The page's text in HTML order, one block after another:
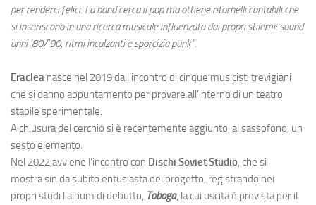
per renderci felici. La band cerca il pop ma ottiene ritornelli cantabili che
si inseriscono in una ricerca musicale influenzata dai propri stilemi: sound
anni ’80/’90, ritmi incalzanti e sporcizia punk”.
Eraclea nasce nel 2019 dall’incontro di cinque musicisti trevigiani
che si danno appuntamento per provare all’interno di un teatro
stabile sperimentale.
A chiusura del cerchio si è recentemente aggiunto, al sassofono, un
sesto elemento.
Nel 2022 avviene l’incontro con Dischi Soviet Studio, che si
mostra sin da subito entusiasta del progetto, registrando nei
propri studi l’album di debutto, Toboga, la cui uscita è prevista per il